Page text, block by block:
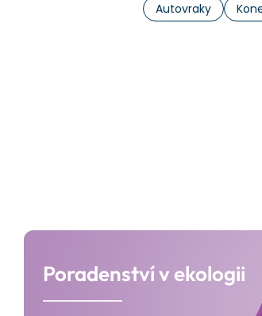
Autovraky
Poradenství v ekologii